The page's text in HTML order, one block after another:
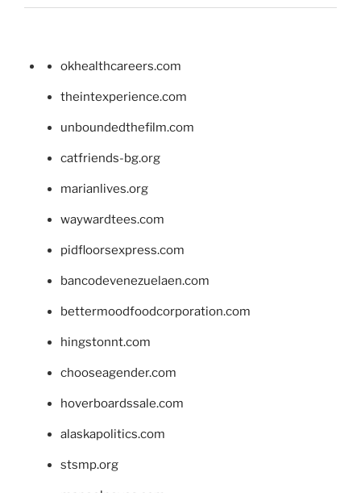
okhealthcareers.com
theintexperience.com
unboundedthefilm.com
catfriends-bg.org
marianlives.org
waywardtees.com
pidfloorsexpress.com
bancodevenezuelaen.com
bettermoodfoodcorporation.com
hingstonnt.com
chooseagender.com
hoverboardssale.com
alaskapolitics.com
stsmp.org